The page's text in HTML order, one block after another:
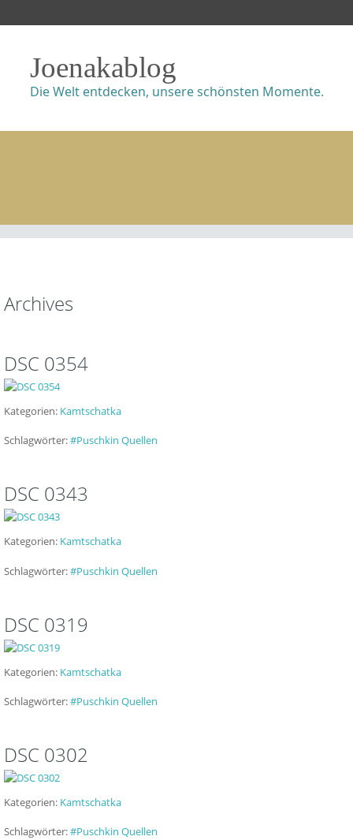
Joenakablog
Die Welt entdecken, unsere schönsten Momente.
Archives
DSC 0354
Kategorien: Kamtschatka
Schlagwörter:#Puschkin Quellen
DSC 0343
Kategorien: Kamtschatka
Schlagwörter:#Puschkin Quellen
DSC 0319
Kategorien: Kamtschatka
Schlagwörter:#Puschkin Quellen
DSC 0302
Kategorien: Kamtschatka
Schlagwörter:#Puschkin Quellen